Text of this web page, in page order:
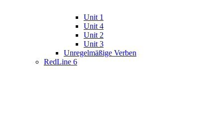
Unit 1
Unit 4
Unit 2
Unit 3
Unregelmäßige Verben
RedLine 6